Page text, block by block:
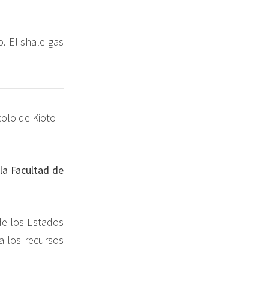
El shale gas
Facultad de
los Estados
los recursos